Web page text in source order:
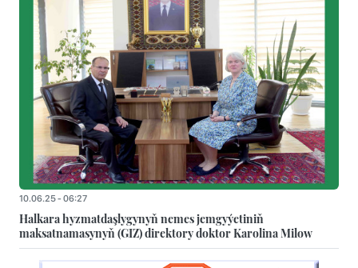
10.06.25 - 06:27
Halkara hyzmatdaşlygynyň nemes jemgyýetiniň
maksatnamasynyň (GIZ) direktory doktor Karolina Milow